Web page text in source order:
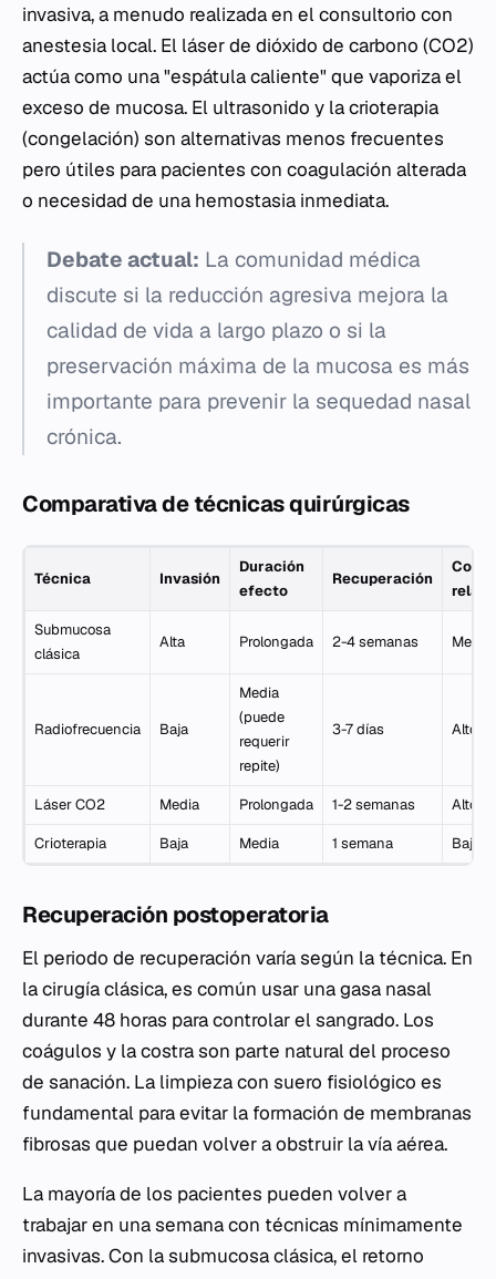
invasiva, a menudo realizada en el consultorio con
anestesia local. El láser de dióxido de carbono (CO2)
actúa como una "espátula caliente" que vaporiza el
exceso de mucosa. El ultrasonido y la crioterapia
(congelación) son alternativas menos frecuentes
pero útiles para pacientes con coagulación alterada
o necesidad de una hemostasia inmediata.
Debate actual: La comunidad médica
discute si la reducción agresiva mejora la
calidad de vida a largo plazo o si la
preservación máxima de la mucosa es más
importante para prevenir la sequedad nasal
crónica.
Comparativa de técnicas quirúrgicas
Técnica Invasión
Duración
efecto
Recuperación
Coste
Submucosa
clásica
Alta Prolongada 2-4 semanas Medio
Radiofrecuencia Baja
Media
(puede
requerir
repite)
3-7 días Alto
Láser CO2 Media Prolongada 1-2 semanas Alto
Crioterapia Baja Media 1 semana Bajo
Recuperación postoperatoria
El periodo de recuperación varía según la técnica. En
la cirugía clásica, es común usar una gasa nasal
durante 48 horas para controlar el sangrado. Los
coágulos y la costra son parte natural del proceso
de sanación. La limpieza con suero fisiológico es
fundamental para evitar la formación de membranas
fibrosas que puedan volver a obstruir la vía aérea.
La mayoría de los pacientes pueden volver a
trabajar en una semana con técnicas mínimamente
invasivas. Con la submucosa clásica, el retorno